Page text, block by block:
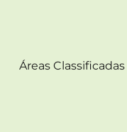
Áreas Classificadas